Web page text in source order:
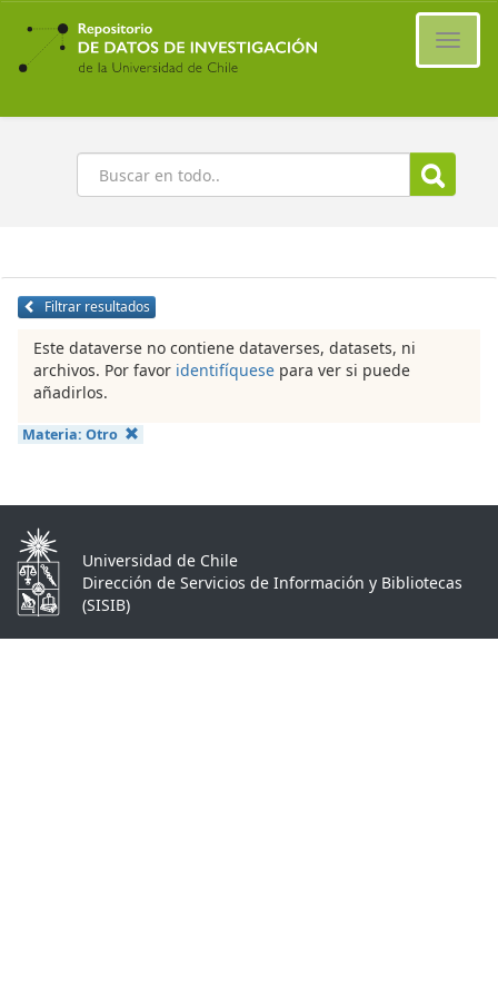
Ir
contenido
principal
Buscar
Filtrar resultados
Este dataverse no contiene dataverses, datasets, ni
archivos. Por favor identifíquese para ver si puede
añadirlos.
Materia: Otro
Universidad de Chile
Dirección de Servicios de Información y Bibliotecas
(SISIB)